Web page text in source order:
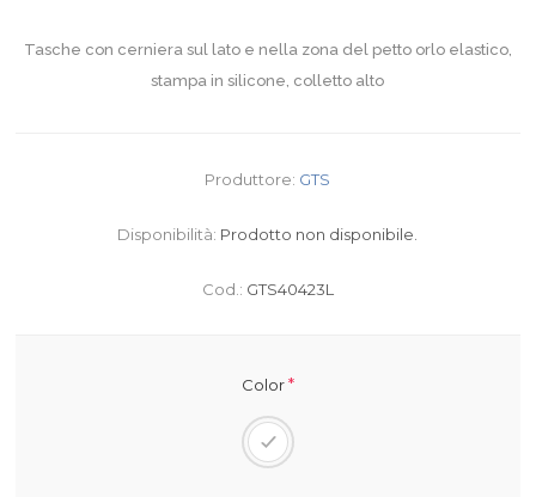
Tasche con cerniera sul lato e nella zona del petto orlo elastico,
stampa in silicone, colletto alto
Produttore: GTS
Disponibilità: Prodotto non disponibile.
Cod.: GTS40423L
Color*